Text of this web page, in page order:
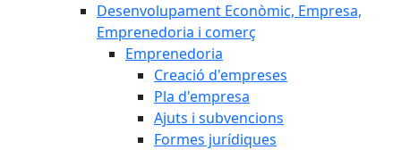
Desenvolupament Econòmic, Empresa,
Emprenedoria i comerç
Emprenedoria
Creació d'empreses
Pla d'empresa
Ajuts i subvencions
Formes jurídiques